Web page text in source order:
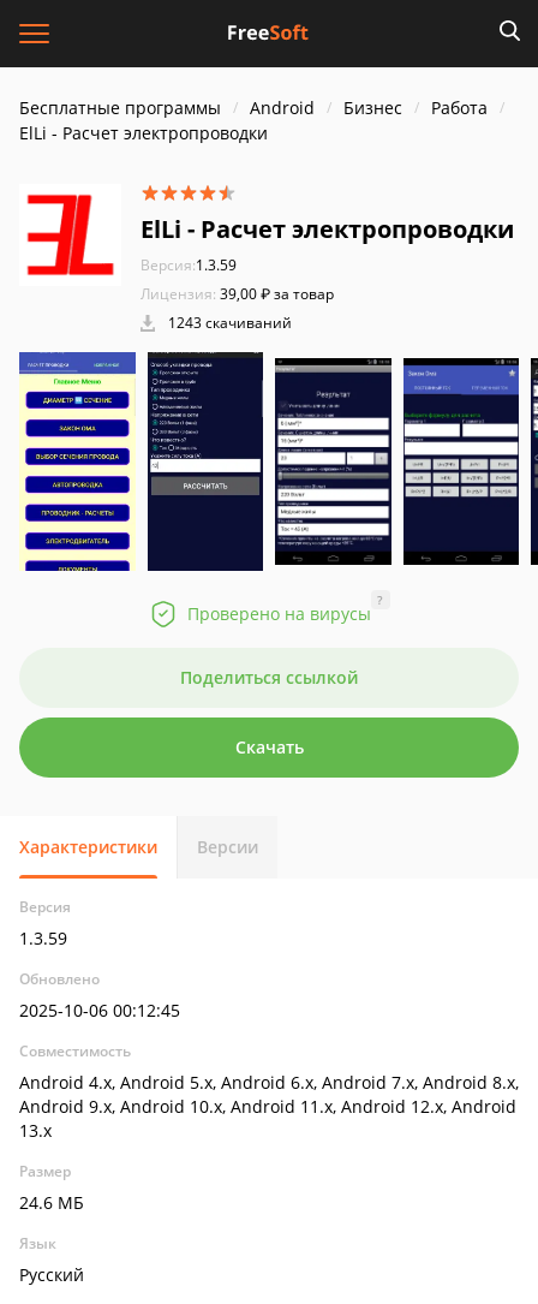
Бесплатные программы Android Бизнес
Работа
ElLi - Расчет электропроводки
ElLi - Расчет электропроводки
Версия:1.3.59
Лицензия: 39,00 ₽ за товар
1243 скачиваний
Проверено на вирусы
?
Поделиться ссылкой
Скачать
Характеристики Версии
Версия
1.3.59
Обновлено
2025-10-06 00:12:45
Совместимость
Android 4.x, Android 5.x, Android 6.x, Android 7.x, Android 8.x,
Android 9.x, Android 10.x, Android 11.x, Android 12.x, Android
13.x
Размер
24.6 МБ
Язык
Русский